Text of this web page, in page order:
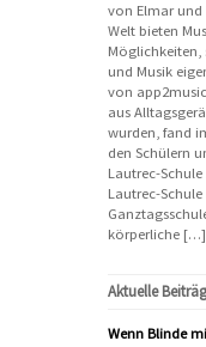
von Elmar und
Welt bieten
Möglichkeiten,
und Musik
von
aus
wurden, fand
den Schülern
Lautrec-
Lautrec-
körperliche […]
Aktuelle
Wenn Blinde